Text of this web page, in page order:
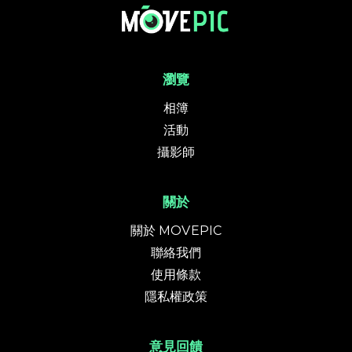
瀏覽
相簿
活動
攝影師
關於
關於 MOVEPIC
聯絡我們
使用條款
隱私權政策
意見回饋